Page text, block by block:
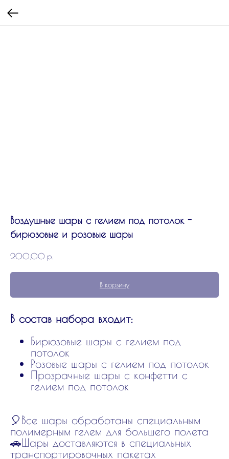
Воздушные шары с гелием под потолок -
бирюзовые и розовые шары
200,00 р.
В корзину
В состав набора входит:
Бирюзовые шары с гелием под
потолок
Розовые шары с гелием под потолок
Прозрачные шары с конфетти с
гелием под потолок
🎈Все шары обработаны специальным
полимерным гелем для большего полета
🚗Шары доставляются в специальных
транспортировочных пакетах